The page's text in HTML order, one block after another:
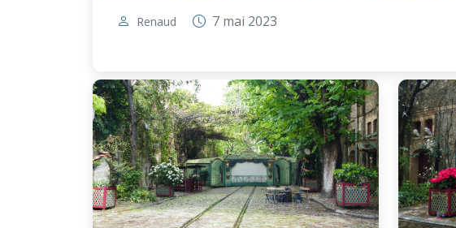
Renaud 7 mai 2023